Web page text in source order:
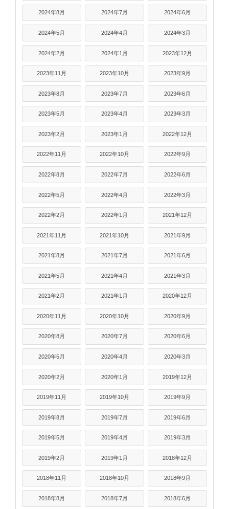
2024年8月 2024年7月 2024年6月
2024年5月 2024年4月 2024年3月
2024年2月 2024年1月 2023年12月
2023年11月 2023年10月 2023年9月
2023年8月 2023年7月 2023年6月
2023年5月 2023年4月 2023年3月
2023年2月 2023年1月 2022年12月
2022年11月 2022年10月 2022年9月
2022年8月 2022年7月 2022年6月
2022年5月 2022年4月 2022年3月
2022年2月 2022年1月 2021年12月
2021年11月 2021年10月 2021年9月
2021年8月 2021年7月 2021年6月
2021年5月 2021年4月 2021年3月
2021年2月 2021年1月 2020年12月
2020年11月 2020年10月 2020年9月
2020年8月 2020年7月 2020年6月
2020年5月 2020年4月 2020年3月
2020年2月 2020年1月 2019年12月
2019年11月 2019年10月 2019年9月
2019年8月 2019年7月 2019年6月
2019年5月 2019年4月 2019年3月
2019年2月 2019年1月 2018年12月
2018年11月 2018年10月 2018年9月
2018年8月 2018年7月 2018年6月